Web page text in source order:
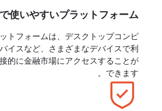
使いやすいプラットフォーム
トフォームは、デスクトップコンピ
イスなど、さまざまなデバイスで利
的に金融市場にアクセスすることが
できます。